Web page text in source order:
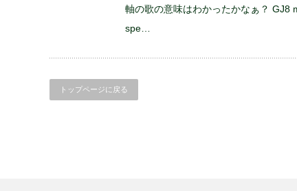
軸の歌の意味はわかったかなぁ？
spe…
トップページに戻る